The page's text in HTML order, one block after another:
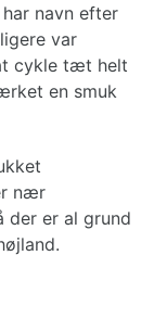
navn efter
var
cykle tæt helt
en smuk
nær
der er al grund